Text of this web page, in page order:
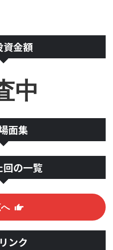
資金額
中
面集
回の一覧
ンク